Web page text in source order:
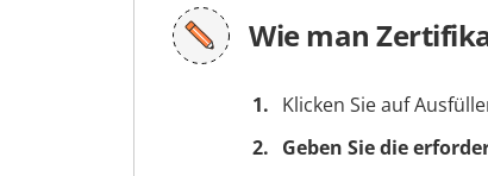
Wie man
Klicken Sie auf
Geben Sie die